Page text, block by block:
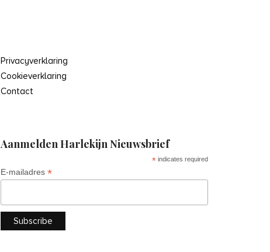
Privacyverklaring
Cookieverklaring
Contact
Aanmelden Harlekijn Nieuwsbrief
* indicates required
E-mailadres *